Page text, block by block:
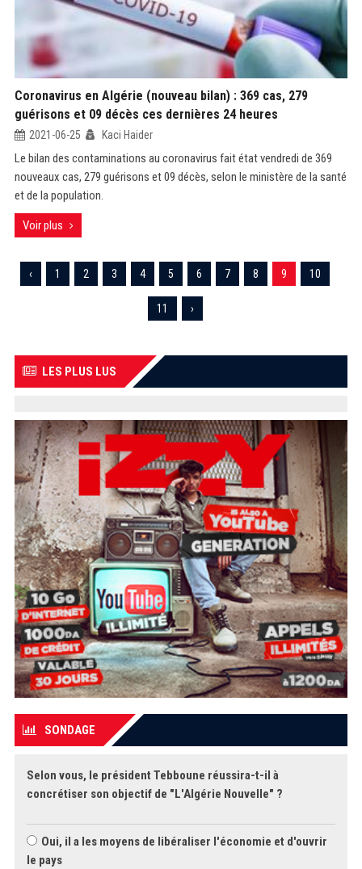
Coronavirus en Algérie (nouveau bilan) : 369 cas, 279
guérisons et 09 décès ces dernières 24 heures
2021-06-25 Kaci Haider
Le bilan des contaminations au coronavirus fait état vendredi de 369
nouveaux cas, 279 guérisons et 09 décès, selon le ministère de la santé
et de la population.
Voir plus
‹ 1 2 3 4 5 6 7 8 9 10
11 ›
LES PLUS LUS
SONDAGE
Selon vous, le président Tebboune réussira-t-il à
concrétiser son objectif de "L'Algérie Nouvelle" ?
Oui, il a les moyens de libéraliser l'économie et d'ouvrir
le pays